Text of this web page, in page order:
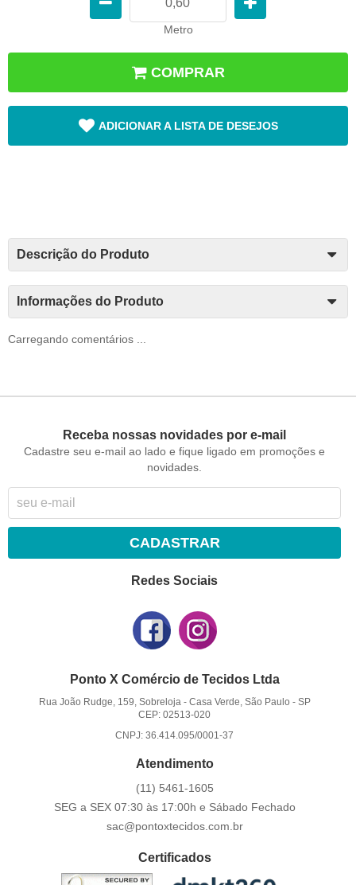
Metro
COMPRAR
ADICIONAR A LISTA DE DESEJOS
Descrição do Produto
Informações do Produto
Carregando comentários ...
Receba nossas novidades por e-mail
Cadastre seu e-mail ao lado e fique ligado em promoções e
novidades.
CADASTRAR
Redes Sociais
Ponto X Comércio de Tecidos Ltda
Rua João Rudge, 159, Sobreloja- Casa Verde, São Paulo - SP
CEP: 02513-020
CNPJ: 36.414.095/0001-37
Atendimento
(11) 5461-1605
SEG a SEX 07:30 às 17:00h e Sábado Fechado
sac@pontoxtecidos.com.br
Certificados